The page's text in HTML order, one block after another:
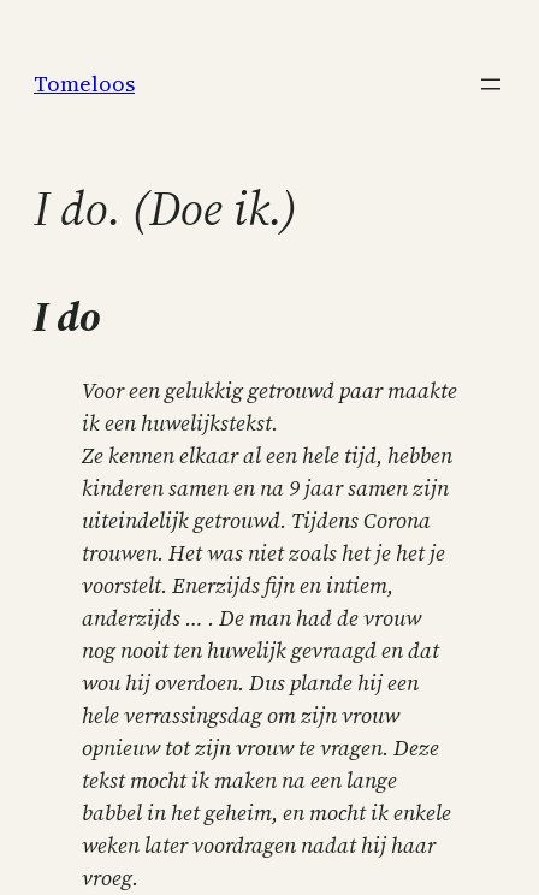
content
Tomeloos
I do. (Doe ik.)
I do
Voor een gelukkig getrouwd paar maakte
ik een huwelijkstekst.
Ze kennen elkaar al een hele tijd, hebben
kinderen samen en na 9 jaar samen zijn
uiteindelijk getrouwd. Tijdens Corona
trouwen. Het was niet zoals het je het je
voorstelt. Enerzijds fijn en intiem,
anderzijds … . De man had de vrouw
nog nooit ten huwelijk gevraagd en dat
wou hij overdoen. Dus plande hij een
hele verrassingsdag om zijn vrouw
opnieuw tot zijn vrouw te vragen. Deze
tekst mocht ik maken na een lange
babbel in het geheim, en mocht ik enkele
weken later voordragen nadat hij haar
vroeg.